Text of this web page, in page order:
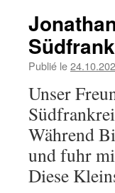
Publié le
Unser
Während
und fuhr
Diese